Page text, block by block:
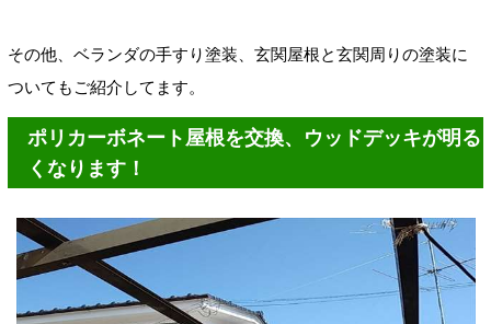
その他、ベランダの手すり塗装、玄関屋根と玄関周りの塗装に
ついてもご紹介してます。
ポリカーボネート屋根を交換、ウッドデッキが明る
くなります！